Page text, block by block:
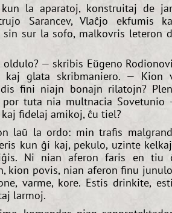
la aparatoj, konstruitaj de
Sarancev, Vlaĉjo ekfumis
sur la sofo, malkovris leteron
oldulo? — skribis Eŭgeno
kaj glata skribmaniero. — Kion
fini niajn bonajn rilatojn?
tuta nia multnacia Sovetunio
fidelaj amikoj, ĉu tiel?
laŭ la ordo: min trafis
kun ĝi kaj, pekulo, uzinte
Ni nian aferon faris en tiu
kion povis, nian aferon finu
varme, kore. Estis drinkite,
larmoj.